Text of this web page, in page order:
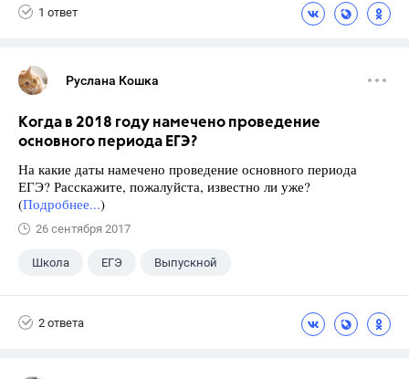
1 ответ
Руслана Кошка
Когда в 2018 году намечено проведение
основного периода ЕГЭ?
На какие даты намечено проведение основного периода
ЕГЭ? Расскажите, пожалуйста, известно ли уже?
(Подробнее...)
26 сентября 2017
Школа ЕГЭ Выпускной
2 ответа